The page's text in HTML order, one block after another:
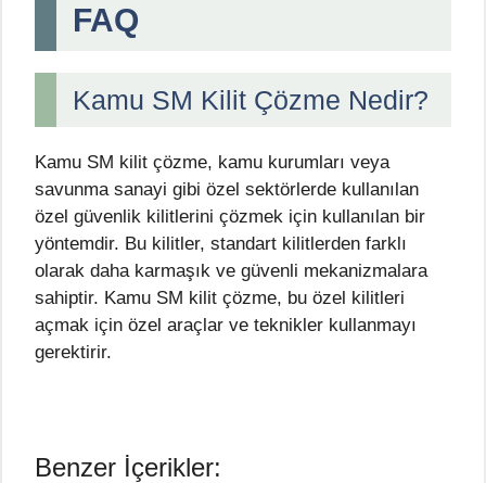
FAQ
Kamu SM Kilit Çözme Nedir?
Kamu SM kilit çözme, kamu kurumları veya
savunma sanayi gibi özel sektörlerde kullanılan
özel güvenlik kilitlerini çözmek için kullanılan bir
yöntemdir. Bu kilitler, standart kilitlerden farklı
olarak daha karmaşık ve güvenli mekanizmalara
sahiptir. Kamu SM kilit çözme, bu özel kilitleri
açmak için özel araçlar ve teknikler kullanmayı
gerektirir.
Benzer İçerikler: